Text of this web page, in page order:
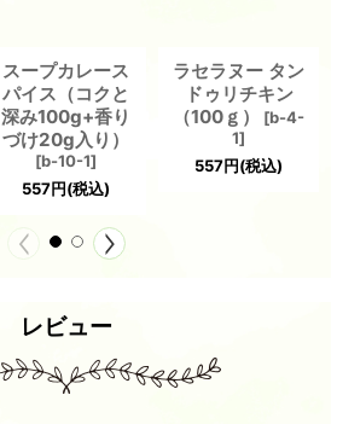
スープカレース
パイス（コクと
深み100g+香り
づけ20g入り）
[b-10-1]
557円(税込)
ラセラヌー タン
ドゥリチキン
（100ｇ）
[b-4-
1]
557円(税込)
レビュー